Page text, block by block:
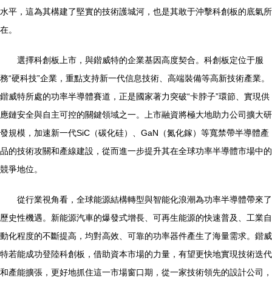
水平，這為其構建了堅實的技術護城河，也是其敢于沖擊科創板的底氣所
在。
選擇科創板上市，與鍇威特的企業基因高度契合。科創板定位于服
務“硬科技”企業，重點支持新一代信息技術、高端裝備等高新技術產業。
鍇威特所處的功率半導體賽道，正是國家著力突破“卡脖子”環節、實現供
應鏈安全與自主可控的關鍵領域之一。上市融資將極大地助力公司擴大研
發規模，加速新一代SiC（碳化硅）、GaN（氮化鎵）等寬禁帶半導體產
品的技術攻關和產線建設，從而進一步提升其在全球功率半導體市場中的
競爭地位。
從行業視角看，全球能源結構轉型與智能化浪潮為功率半導體帶來了
歷史性機遇。新能源汽車的爆發式增長、可再生能源的快速普及、工業自
動化程度的不斷提高，均對高效、可靠的功率器件產生了海量需求。鍇威
特若能成功登陸科創板，借助資本市場的力量，有望更快地實現技術迭代
和產能擴張，更好地抓住這一市場窗口期，從一家技術領先的設計公司，